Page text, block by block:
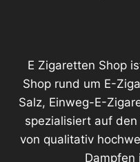
E Zigaretten Shop
Shop rund um E-
Salz, Einweg-E-
spezialisiert auf
von qualitativ
Dampfen